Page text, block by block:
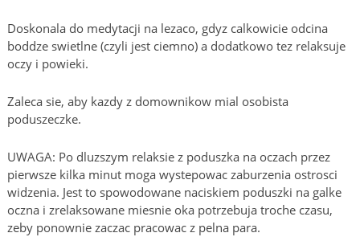
Doskonala do medytacji na lezaco, gdyz calkowicie odcina
boddze swietlne (czyli jest ciemno) a dodatkowo tez relaksuje
oczy i powieki.
Zaleca sie, aby kazdy z domownikow mial osobista
poduszeczke.
UWAGA: Po dluzszym relaksie z poduszka na oczach przez
pierwsze kilka minut moga wystepowac zaburzenia ostrosci
widzenia. Jest to spowodowane naciskiem poduszki na galke
oczna i zrelaksowane miesnie oka potrzebuja troche czasu,
zeby ponownie zaczac pracowac z pelna para.